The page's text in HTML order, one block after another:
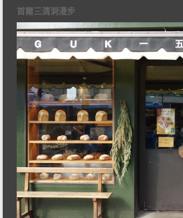
首爾三清洞漫步